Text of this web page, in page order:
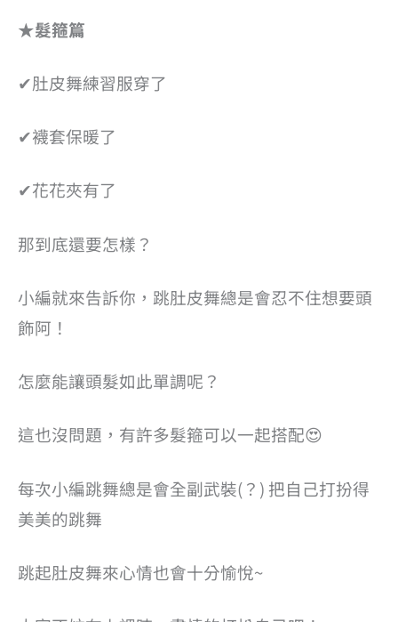
★髮箍篇
✔肚皮舞練習服穿了
✔襪套保暖了
✔花花夾有了
那到底還要怎樣？
小編就來告訴你，跳肚皮舞總是會忍不住想要頭
飾阿！
怎麼能讓頭髮如此單調呢？
這也沒問題，有許多髮箍可以一起搭配😍
每次小編跳舞總是會全副武裝(？) 把自己打扮得
美美的跳舞
跳起肚皮舞來心情也會十分愉悅~